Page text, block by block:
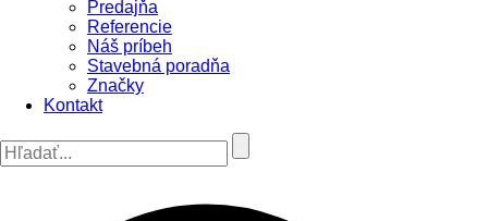
Predajňa
Referencie
Náš príbeh
Stavebná poradňa
Značky
Kontakt